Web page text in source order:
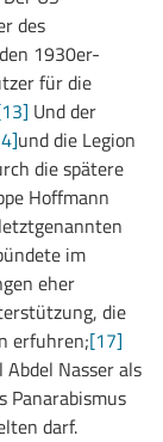
des
1930er-
für die
Und der
und die Legion
die spätere
Hoffmann
im
eher
die
erfuhren;[17]
Nasser als
Panarabismus
darf.